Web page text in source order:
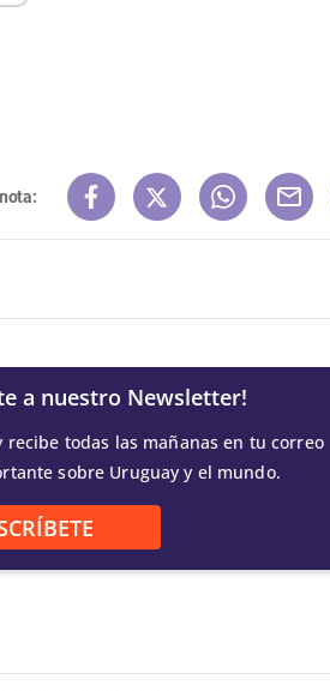
a nuestro Newsletter!
recibe todas las mañanas en tu correo
sobre Uruguay y el mundo.